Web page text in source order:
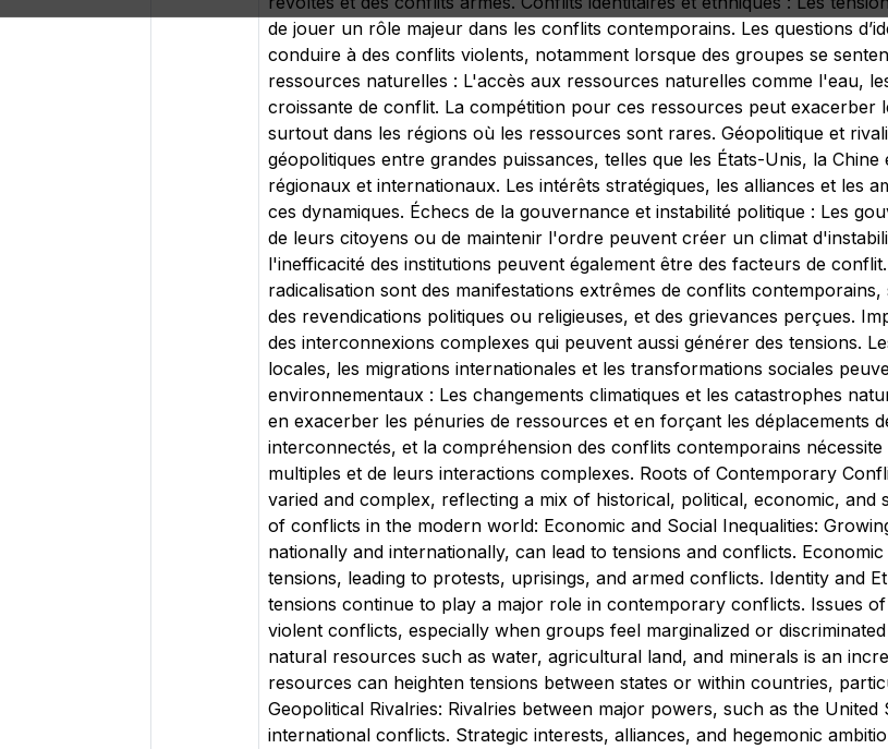
de jouer un rôle majeur dans les conflits contemporains. Les questions
conduire à des conflits violents, notamment lorsque des groupes se
ressources naturelles : L'accès aux ressources naturelles comme l'eau,
croissante de conflit. La compétition pour ces ressources peut exacerber
surtout dans les régions où les ressources sont rares. Géopolitique et
géopolitiques entre grandes puissances, telles que les États-Unis, la
régionaux et internationaux. Les intérêts stratégiques, les alliances et les
ces dynamiques. Échecs de la gouvernance et instabilité politique : Les
de leurs citoyens ou de maintenir l'ordre peuvent créer un climat
l'inefficacité des institutions peuvent également être des facteurs de
radicalisation sont des manifestations extrêmes de conflits
des revendications politiques ou religieuses, et des grievances perçues.
des interconnexions complexes qui peuvent aussi générer des tensions.
locales, les migrations internationales et les transformations sociales
environnementaux : Les changements climatiques et les catastrophes
en exacerber les pénuries de ressources et en forçant les déplacements
interconnectés, et la compréhension des conflits contemporains
multiples et de leurs interactions complexes. Roots of Contemporary
varied and complex, reflecting a mix of historical, political, economic,
of conflicts in the modern world: Economic and Social Inequalities:
nationally and internationally, can lead to tensions and conflicts.
tensions, leading to protests, uprisings, and armed conflicts. Identity and
tensions continue to play a major role in contemporary conflicts. Issues
violent conflicts, especially when groups feel marginalized or
natural resources such as water, agricultural land, and minerals is an
resources can heighten tensions between states or within countries,
Geopolitical Rivalries: Rivalries between major powers, such as the
international conflicts. Strategic interests, alliances, and hegemonic